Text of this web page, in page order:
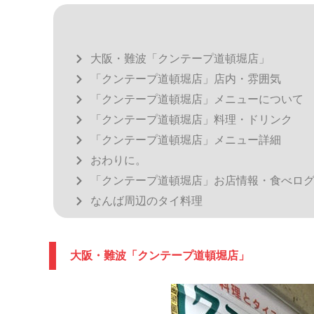
大阪・難波「クンテープ道頓堀店」
「クンテープ道頓堀店」店内・雰囲気
「クンテープ道頓堀店」メニューについて
「クンテープ道頓堀店」料理・ドリンク
「クンテープ道頓堀店」メニュー詳細
おわりに。
「クンテープ道頓堀店」お店情報・食べログ
なんば周辺のタイ料理
大阪・難波「クンテープ道頓堀店」